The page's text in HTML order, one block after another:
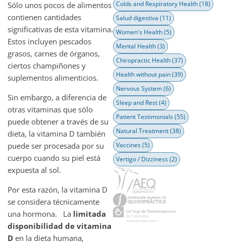
Sólo unos pocos de alimentos
contienen cantidades
significativas de esta vitamina.
Estos incluyen pescados
grasos, carnes de órganos,
ciertos champiñones y
suplementos alimenticios.
Sin embargo, a diferencia de
otras vitaminas que sólo
puede obtener a través de su
dieta, la vitamina D también
puede ser procesada por su
cuerpo cuando su piel está
expuesta al sol.
Por esta razón, la vitamina D
se considera técnicamente
una hormona. La limitada
disponibilidad de vitamina
D en la dieta humana,
Colds and Respiratory Health(18)
Salud digestiva (11)
Women's Health(5)
Mental Health(3)
Chiropractic Health(37)
Health without pain(39)
Nervous System(6)
Sleep and Rest(4)
Patient Testimonials(55)
Natural Treatment(38)
Vaccines(5)
Vertigo / Dizziness(2)